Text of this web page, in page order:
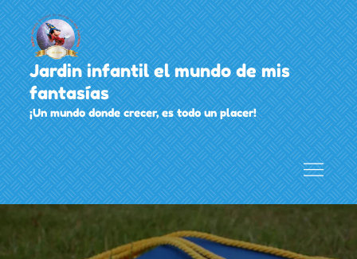
Skip
to
content
Jardin infantil el mundo de mis
fantasías
¡Un mundo donde crecer, es todo un placer!